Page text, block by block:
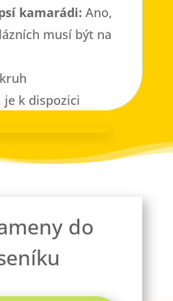
kamarádi: Ano,
musí být na
je k dispozici
do